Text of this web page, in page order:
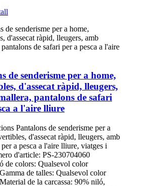
de senderisme per a home,
d'assecat ràpid, lleugers,
pantalons de safari
a l'aire lliure
Pantalons de senderisme per a
d'assecat ràpid, lleugers, amb
a pesca a l'aire lliure, viatges i
d'article: PS-230704060
de colors: Qualsevol color
de talles: Qualsevol color
de la carcassa: 90% niló,